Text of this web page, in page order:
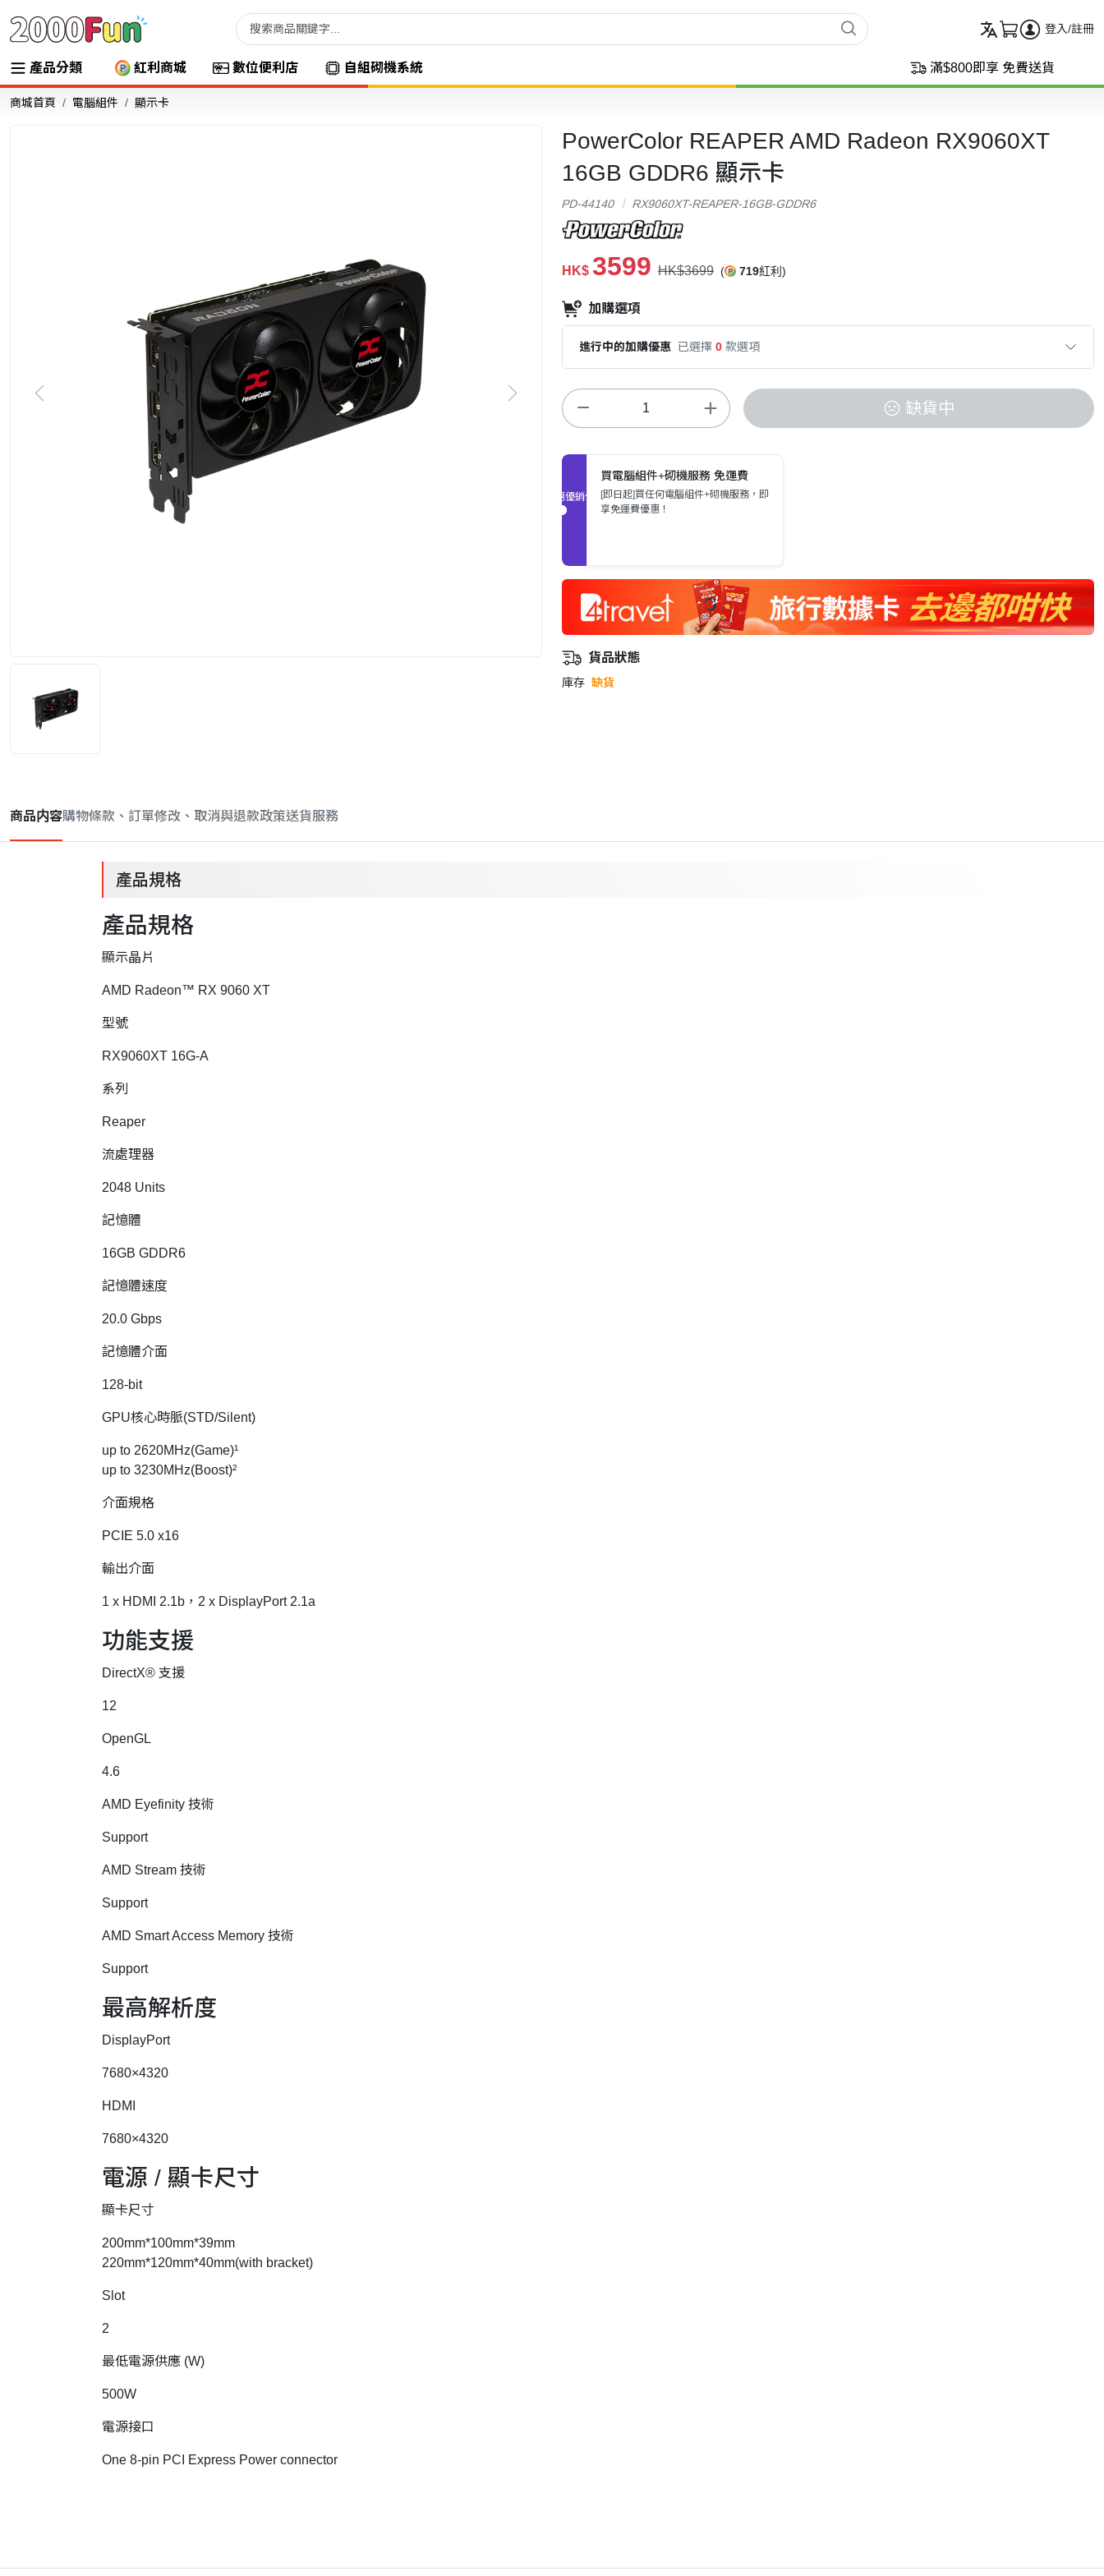
登入/註冊
產品分類 紅利商城 數位便利店 自組砌機系統 滿$800即享 免費送貨
商城首頁 電腦組件 顯示卡
PowerColor REAPER AMD Radeon RX9060XT
16GB GDDR6 顯示卡
PD-44140 RX9060XT-REAPER-16GB-GDDR6
HK$ 3599 HK$3699 ( 719紅利)
加購選項
進行中的加購優惠 已選擇 0 款選項
缺貨中
促銷優惠
買電腦組件+砌機服務 免運費
[即日起]買任何電腦組件+砌機服務，即
享免運費優惠！
貨品狀態
庫存 缺貨
商品内容購物條款、訂單修改、取消與退款政策送貨服務
產品規格
產品規格
顯示晶片
AMD Radeon™ RX 9060 XT
型號
RX9060XT 16G-A
系列
Reaper
流處理器
2048 Units
記憶體
16GB GDDR6
記憶體速度
20.0 Gbps
記憶體介面
128-bit
GPU核心時脈(STD/Silent)
up to 2620MHz(Game)¹
up to 3230MHz(Boost)²
介面規格
PCIE 5.0 x16
輸出介面
1 x HDMI 2.1b，2 x DisplayPort 2.1a
功能支援
DirectX® 支援
12
OpenGL
4.6
AMD Eyefinity 技術
Support
AMD Stream 技術
Support
AMD Smart Access Memory 技術
Support
最高解析度
DisplayPort
7680×4320
HDMI
7680×4320
電源 / 顯卡尺寸
顯卡尺寸
200mm*100mm*39mm
220mm*120mm*40mm(with bracket)
Slot
2
最低電源供應 (W)
500W
電源接口
One 8-pin PCI Express Power connector